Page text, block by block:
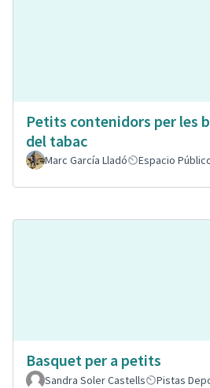
Petits contenidors per les
del tabac
Marc García Lladó Espacio
Basquet per a petits
Sandra Soler Castells
Pistas